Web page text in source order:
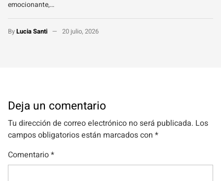
emocionante,…
ByLucia Santi 20 julio, 2026
Deja un comentario
Tu dirección de correo electrónico no será publicada. Los
campos obligatorios están marcados con *
Comentario*